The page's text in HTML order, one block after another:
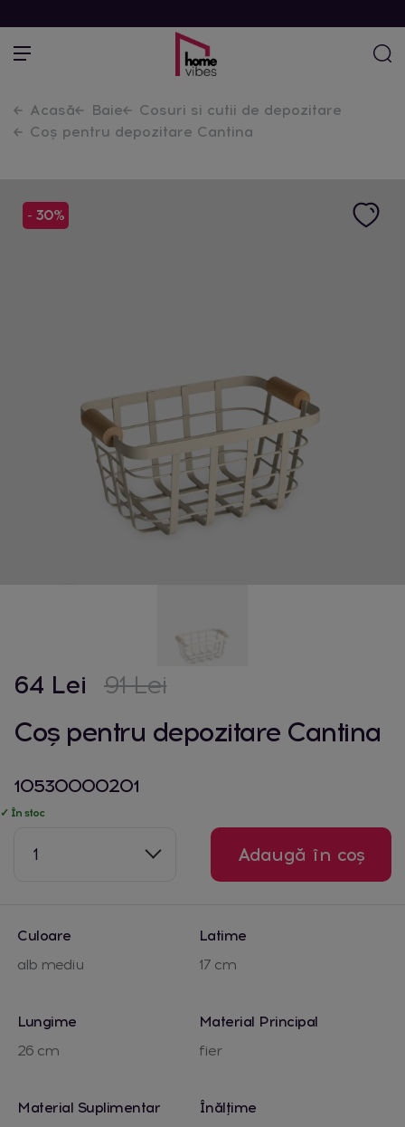
Acasă Baie
Cosuri si cutii de depozitare
Coș pentru depozitare Cantina
- 30%
64 Lei 91 Lei
Coș pentru depozitare Cantina
10530000201
✓ În stoc
1 Adaugă în coș
Culoare
alb mediu
Latime
17 cm
Lungime
26 cm
Material Principal
fier
Material Suplimentar
Înălțime